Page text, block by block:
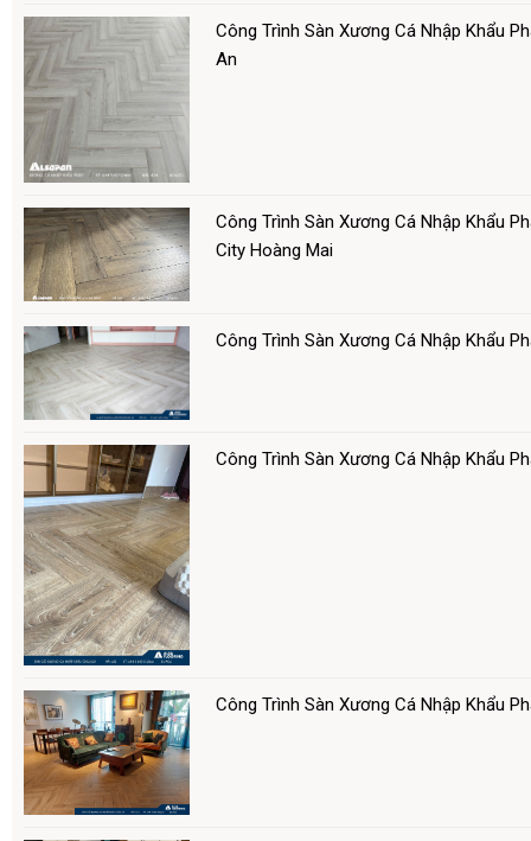
Công Trình Sàn Xương Cá Nhập Khẩu
An
Công Trình Sàn Xương Cá Nhập Khẩu
City Hoàng Mai
Công Trình Sàn Xương Cá Nhập Khẩu
Công Trình Sàn Xương Cá Nhập Khẩu
Công Trình Sàn Xương Cá Nhập Khẩu